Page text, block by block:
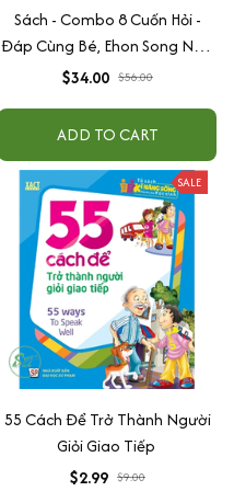
Sách - Combo 8 Cuốn Hỏi -
Đáp Cùng Bé, Ehon Song Ngữ
Việt - Anh - Dành Cho Bé Từ 0
$34.00 $56.00
ADD TO CART
SALE
55 Cách Để Trở Thành Người
Giỏi Giao Tiếp
$2.99 $9.00